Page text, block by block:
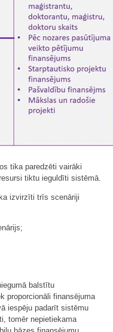
tika paredzēti vairāki
tiktu ieguldīti sistēmā.
izvirzīti trīs scenāriji
balstītu
proporcionāli finansējuma
iespēju padarīt sistēmu
tomēr nepietiekama